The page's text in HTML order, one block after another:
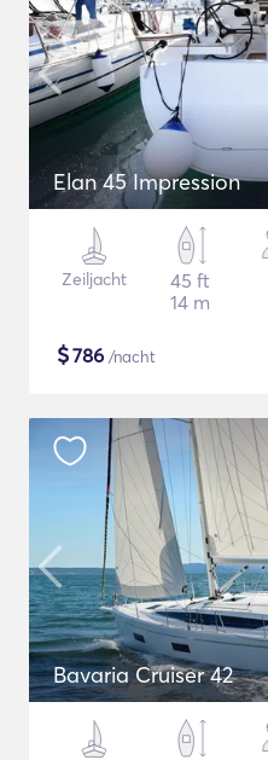
Elan 45 Impression
Zeiljacht
45 ft
14 m
$786 /nacht
Bavaria Cruiser 42